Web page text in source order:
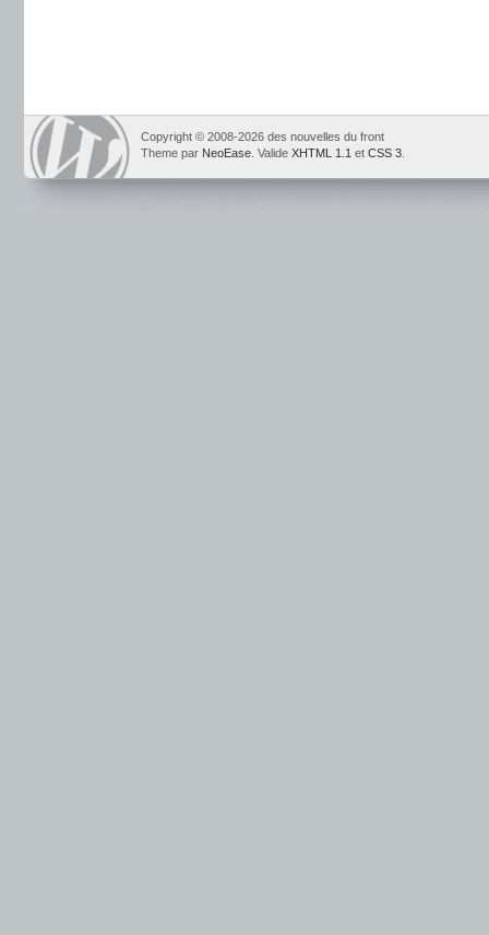
Copyright © 2008-2026 des nouvelles du front
Theme par NeoEase . Valide XHTML 1.1 et CSS 3